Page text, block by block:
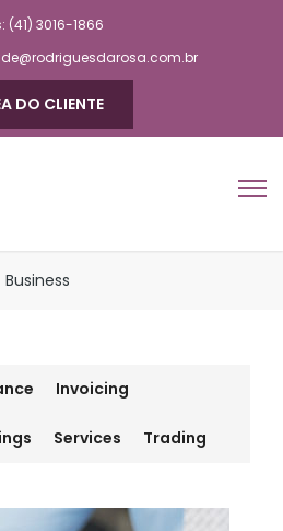
(41) 3016-1866
DO CLIENTE
Business
Invoicing
Services Trading